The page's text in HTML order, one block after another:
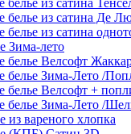
белье из сатина
белье из сатина Де
белье из сатина
Зима-лето
белье Велсофт
белье Зима-Лето /
белье Велсофт +
белье Зима-Лето /
из вареного хлопка